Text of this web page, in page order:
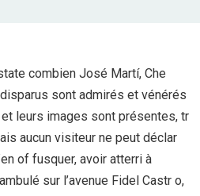
combien José Martí, Che
sont admirés et vénérés
leurs images sont présentes, tr
aucun visiteur ne peut déclar
of fusquer, avoir atterri à
sur l’avenue Fidel Castr o,